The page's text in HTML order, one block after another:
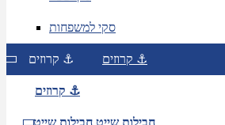
סקי למשפחות
קרוזים ⚓ קרוזים ⚓
קרוזים ⚓
חבילות שייט חבילות שייט